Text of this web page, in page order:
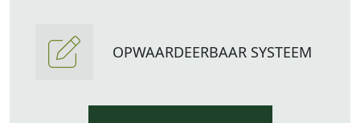
OPWAARDEERBAAR SYSTEEM